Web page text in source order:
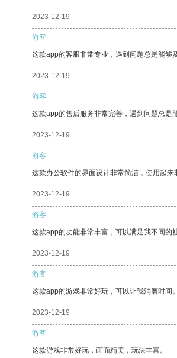
2023-12-19
游客
这款app的客服非常专业，遇到问题总是能够
2023-12-19
游客
这款app的售后服务非常完善，遇到问题总是
2023-12-19
游客
这款办公软件的界面设计非常简洁，使用起来
2023-12-19
游客
这款app的功能非常丰富，可以满足我不同的
2023-12-19
游客
这款app的游戏非常好玩，可以让我消磨时间。
2023-12-19
游客
这款游戏非常好玩，画面精美，玩法丰富。